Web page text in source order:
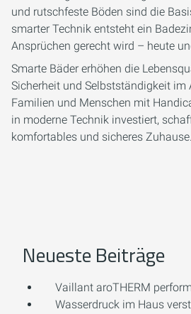
und rutschfeste Böden sind die
smarter Technik entsteht ein
Ansprüchen gerecht wird – heute
Smarte Bäder erhöhen die
Sicherheit und Selbstständigkeit im
Familien und Menschen mit
in moderne Technik investiert,
komfortables und sicheres Zuhause.
Neueste Beiträge
Vaillant aroTHERM perform
Wasserdruck im Haus